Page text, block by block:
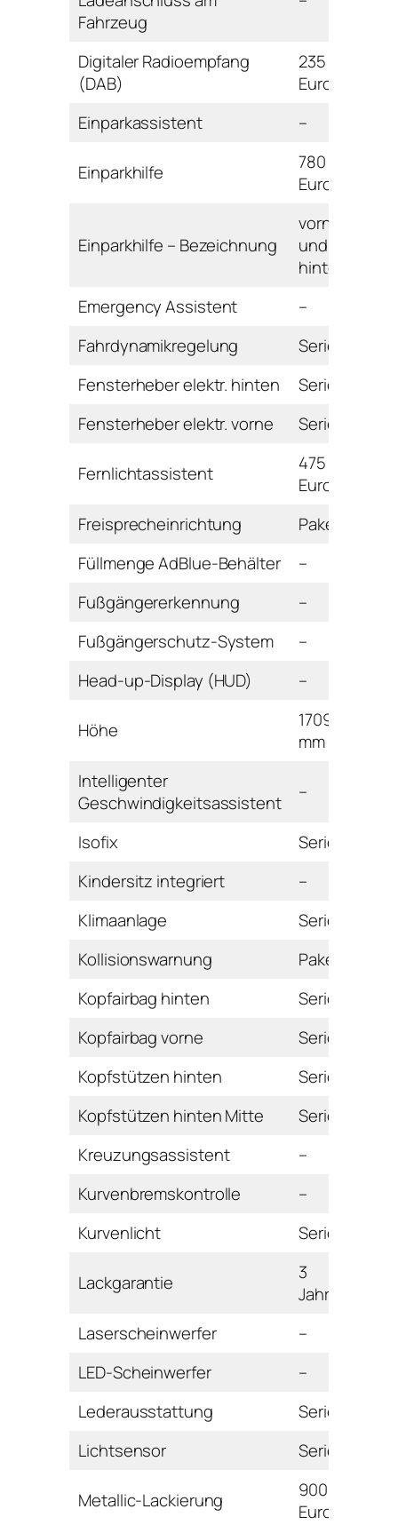
Fahrzeug
Digitaler Radioempfang
(DAB)
235
Euro
Einparkassistent
–
Einparkhilfe
780
Euro
Einparkhilfe – Bezeichnung
vorne
und
hinten
Emergency Assistent
–
Fahrdynamikregelung
Serie
Fensterheber elektr. hinten
Serie
Fensterheber elektr. vorne
Serie
Fernlichtassistent
475
Euro
Freisprecheinrichtung
Paket
Füllmenge AdBlue-Behälter
–
Fußgängererkennung
–
Fußgängerschutz-System
–
Head-up-Display (HUD)
–
Höhe
1709
mm
Intelligenter
Geschwindigkeitsassistent
–
Isofix
Serie
Kindersitz integriert
–
Klimaanlage
Serie
Kollisionswarnung
Paket
Kopfairbag hinten
Serie
Kopfairbag vorne
Serie
Kopfstützen hinten
Serie
Kopfstützen hinten Mitte
Serie
Kreuzungsassistent
–
Kurvenbremskontrolle
–
Kurvenlicht
Serie
Lackgarantie
3
Jahre
Laserscheinwerfer
–
LED-Scheinwerfer
–
Lederausstattung
Serie
Lichtsensor
Serie
Metallic-Lackierung
900
Euro